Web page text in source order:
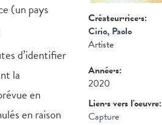
(un pays
d’identifier
la
en
en raison
Créateur·rice·s:
Cirio, Paolo
Artiste
Année·s:
2020
Lien·s vers l'oeuvre:
Capture